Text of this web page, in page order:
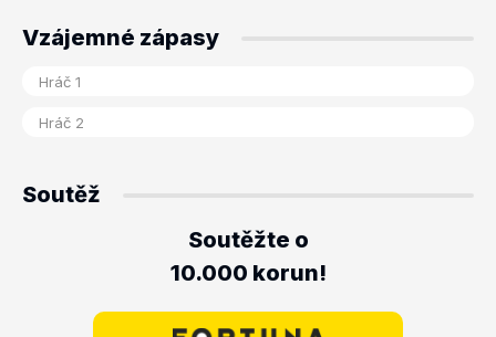
Vzájemné zápasy
Soutěž
Soutěžte o
10.000 korun!